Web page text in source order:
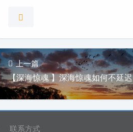
上一篇
【深海惊魂 】深海惊魂如何不延迟
联系方式